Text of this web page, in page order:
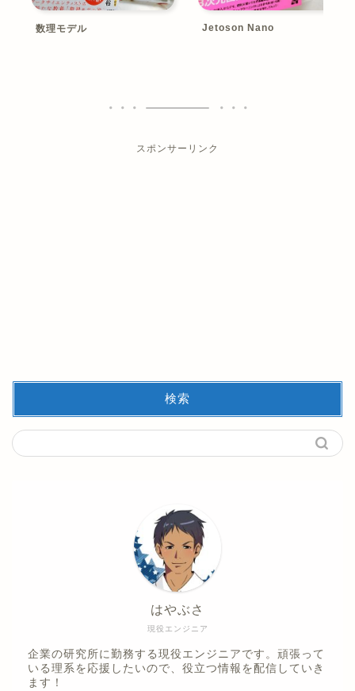
数理モデル Jetoson Nano
スポンサーリンク
検索
現役エンジニア
はやぶさ
企業の研究所に勤務する現役エンジニアです。頑張って
いる理系を応援したいので、役立つ情報を配信していき
ます！